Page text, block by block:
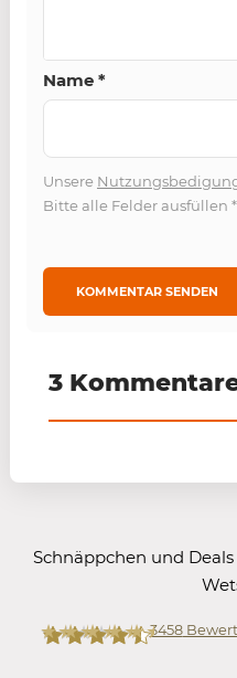
Name *
Unsere
Bitte alle Felder ausfüllen *
3
Schnäppchen und
3458